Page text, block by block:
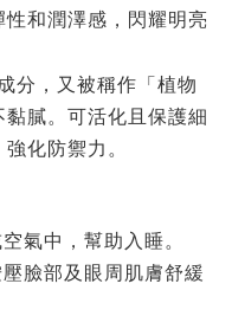
和潤澤感，閃耀明亮
分，又被稱作「植物
膩。可活化且保護細
化防禦力。
氣中，幫助入睡。
臉部及眼周肌膚舒緩